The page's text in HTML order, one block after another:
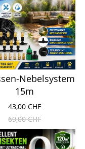
Nebelsystem
15m
43,00 CHF
69,00 CHF